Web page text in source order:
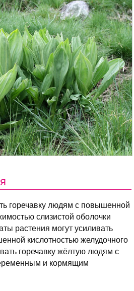
горечавку людям с повышенной
слизистой оболочки
растения могут усиливать
кислотностью желудочного
горечавку жёлтую людям с
и кормящим